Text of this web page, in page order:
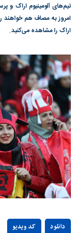
امروز به مصاف هم خواهند
اراک را مشاهده می‌کنید.
کد ویدیو دانلود